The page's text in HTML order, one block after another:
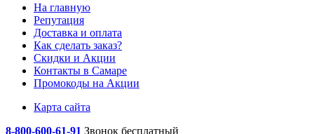
На главную
Репутация
Доставка и оплата
Как сделать заказ?
Скидки и Акции
Контакты в Самаре
Промокоды на Акции
Карта сайта
8-800-600-61-91 Звонок бесплатный